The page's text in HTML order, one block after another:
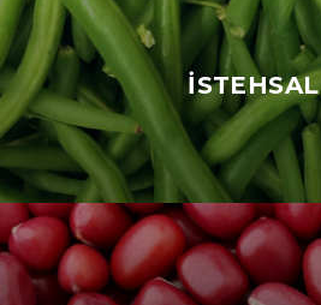
İSTEHSAL